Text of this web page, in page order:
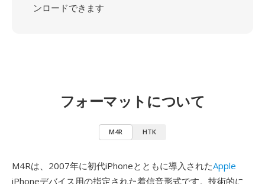
ンロードできます
フォーマットについて
M4R HTK
M4Rは、2007年に初代iPhoneとともに導入されたApple
iPhoneデバイス用の指定された着信音形式です。技術的に